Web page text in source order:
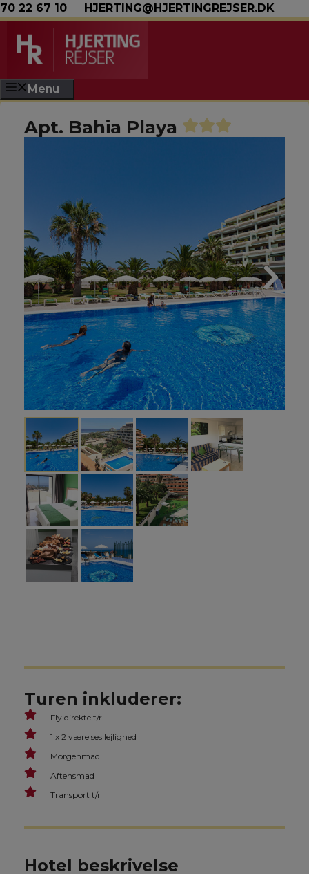
Hop til indhold
70 22 67 10 HJERTING@HJERTINGREJSER.DK
Menu
Apt. Bahia Playa
Turen inkluderer:
Fly direkte t/r
1 x 2 værelses lejlighed
Morgenmad
Aftensmad
Transport t/r
Hotel beskrivelse